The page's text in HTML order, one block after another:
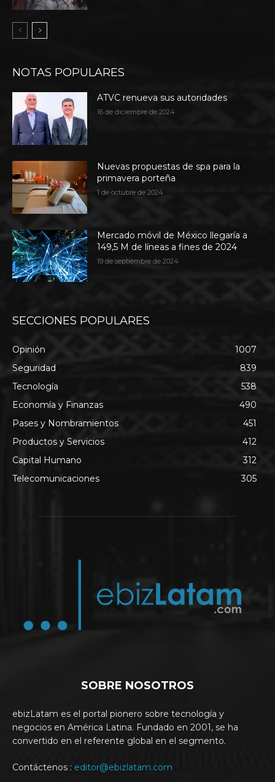
NOTAS POPULARES
ATVC renueva sus autoridades
16 de diciembre de 2024
Nuevas propuestas de spa para la
primavera porteña
1 de octubre de 2024
Mercado móvil de México llegaría a
149,5 M de líneas a fines de 2024
19 de septiembre de 2024
SECCIONES POPULARES
Opinión
1007
Seguridad
839
Tecnología
538
Economía y Finanzas
490
Pases y Nombramientos
451
Productos y Servicios
412
Capital Humano
312
Telecomunicaciones
305
SOBRE NOSOTROS
ebizLatam es el portal pionero sobre tecnología y
negocios en América Latina. Fundado en 2001, se ha
convertido en el referente global en el segmento.
Contáctenos : editor@ebizlatam.com